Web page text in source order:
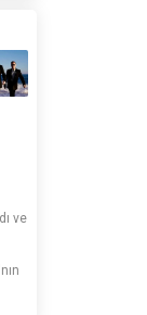
​​ve